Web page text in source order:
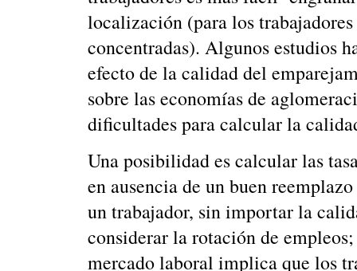
localización (para los
concentradas). Algunos estudios
efecto de la calidad del
sobre las economías de
dificultades para calcular la
Una posibilidad es calcular las
en ausencia de un buen
un trabajador, sin importar la
considerar la rotación de
mercado laboral implica que los